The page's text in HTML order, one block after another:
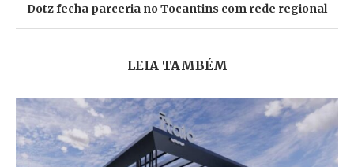
Dotz fecha parceria no Tocantins com rede regional
LEIA TAMBÉM